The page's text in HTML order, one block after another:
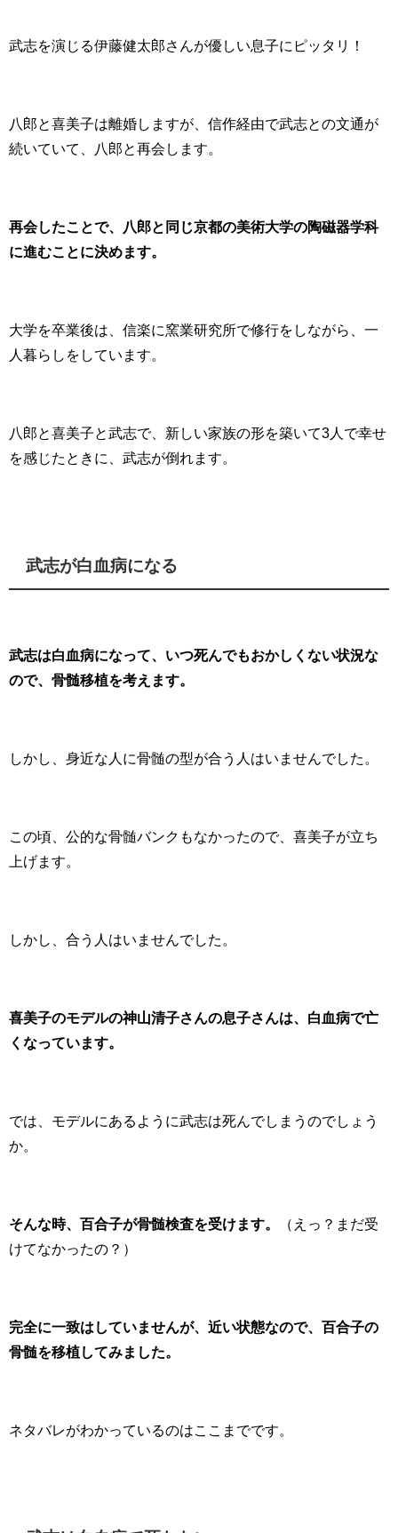
武志を演じる伊藤健太郎さんが優しい息子にピッタリ！
八郎と喜美子は離婚しますが、信作経由で武志との文通が
続いていて、八郎と再会します。
再会したことで、八郎と同じ京都の美術大学の陶磁器学科
に進むことに決めます。
大学を卒業後は、信楽に窯業研究所で修行をしながら、一
人暮らしをしています。
八郎と喜美子と武志で、新しい家族の形を築いて3人で幸せ
を感じたときに、武志が倒れます。
武志が白血病になる
武志は白血病になって、いつ死んでもおかしくない状況な
ので、骨髄移植を考えます。
しかし、身近な人に骨髄の型が合う人はいませんでした。
この頃、公的な骨髄バンクもなかったので、喜美子が立ち
上げます。
しかし、合う人はいませんでした。
喜美子のモデルの神山清子さんの息子さんは、白血病で亡
くなっています。
では、モデルにあるように武志は死んでしまうのでしょう
か。
そんな時、百合子が骨髄検査を受けます。
（えっ？まだ受
けてなかったの？）
完全に一致はしていませんが、近い状態なので、 百合子の
骨髄を移植してみました。
ネタバレがわかっているのはここまでです。